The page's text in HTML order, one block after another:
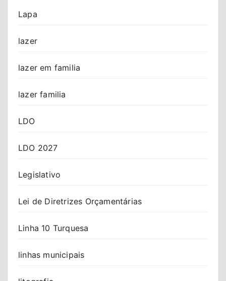
Lapa
lazer
lazer em familia
lazer familia
LDO
LDO 2027
Legislativo
Lei de Diretrizes Orçamentárias
Linha 10 Turquesa
linhas municipais